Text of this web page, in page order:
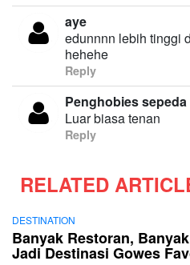
aye
edunnnn lebih tinggi
hehehe
Reply
Penghobies sepeda
Luar biasa tenan
Reply
RELATED
DESTINATION
Banyak Restoran,
Jadi Destinasi Gowes